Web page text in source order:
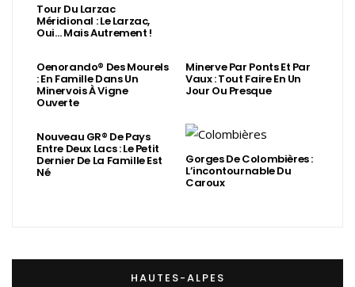
Tour Du Larzac
Méridional : Le Larzac,
Oui… Mais Autrement !
Oenorando® Des Mourels
: En Famille Dans Un
Minervois À Vigne
Ouverte
Minerve Par Ponts Et Par
Vaux : Tout Faire En Un
Jour Ou Presque
Nouveau GR® De Pays
Entre Deux Lacs : Le Petit
Dernier De La Famille Est
Né
Gorges De Colombières :
L’incontournable Du
Caroux
HAUTES-ALPES